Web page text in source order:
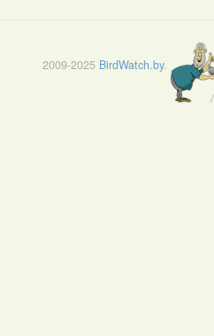
2009-2025 BirdWatch.by.